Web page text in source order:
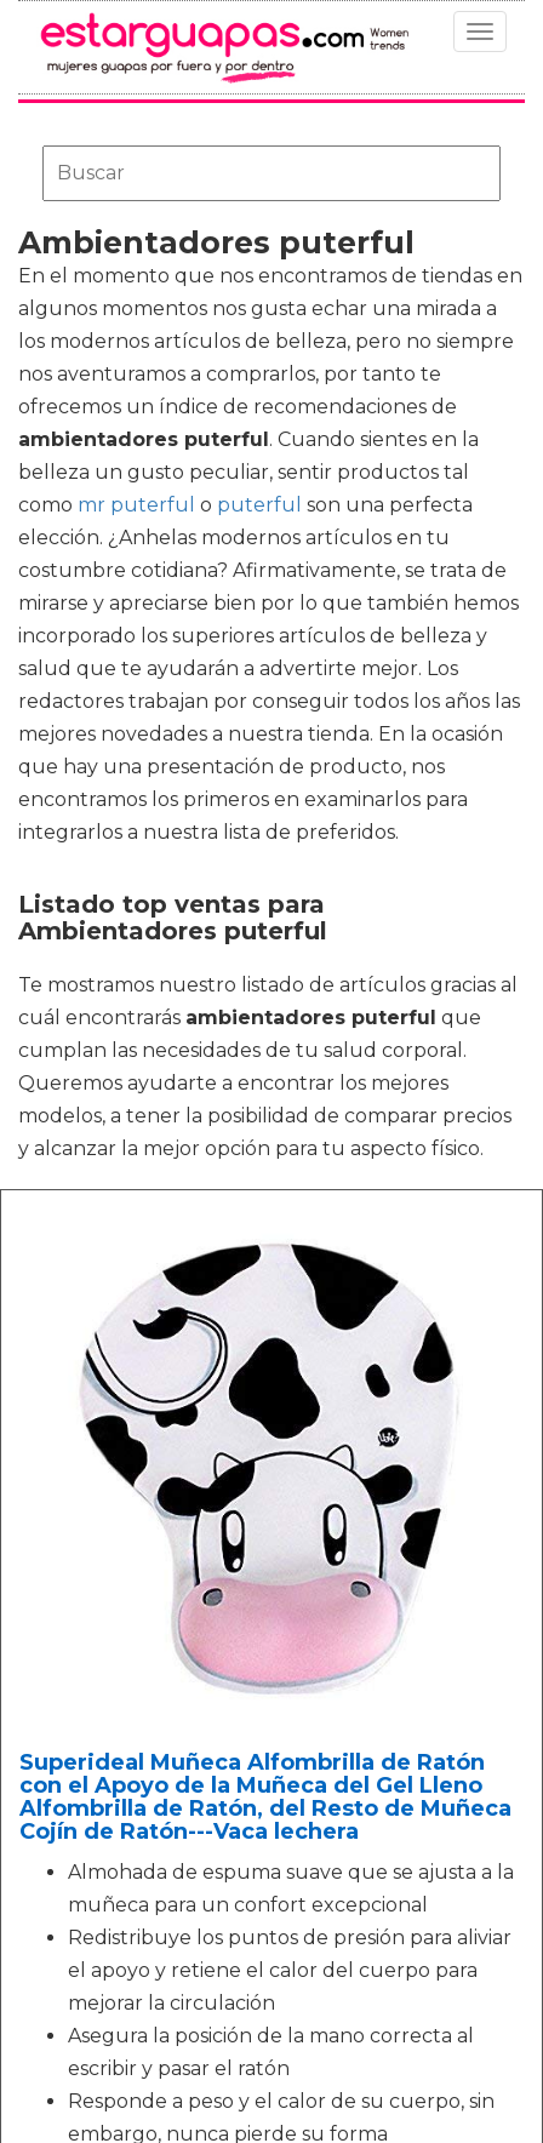
Toggle
Ambientadores puterful
En el momento que nos encontramos de tiendas en
algunos momentos nos gusta echar una mirada a
los modernos artículos de belleza, pero no siempre
nos aventuramos a comprarlos, por tanto te
ofrecemos un índice de recomendaciones de
ambientadores puterful . Cuando sientes en la
belleza un gusto peculiar, sentir productos tal
como mr puterful o puterful son una perfecta
elección. ¿Anhelas modernos artículos en tu
costumbre cotidiana? Afirmativamente, se trata de
mirarse y apreciarse bien por lo que también hemos
incorporado los superiores artículos de belleza y
salud que te ayudarán a advertirte mejor. Los
redactores trabajan por conseguir todos los años las
mejores novedades a nuestra tienda. En la ocasión
que hay una presentación de producto, nos
encontramos los primeros en examinarlos para
integrarlos a nuestra lista de preferidos.
Listado top ventas para
Ambientadores puterful
Te mostramos nuestro listado de artículos gracias al
cuál encontrarás ambientadores puterful que
cumplan las necesidades de tu salud corporal.
Queremos ayudarte a encontrar los mejores
modelos, a tener la posibilidad de comparar precios
y alcanzar la mejor opción para tu aspecto físico.
Superideal Muñeca Alfombrilla de Ratón
con el Apoyo de la Muñeca del Gel Lleno
Alfombrilla de Ratón, del Resto de Muñeca
Cojín de Ratón---Vaca lechera
Almohada de espuma suave que se ajusta a la
muñeca para un confort excepcional
Redistribuye los puntos de presión para aliviar
el apoyo y retiene el calor del cuerpo para
mejorar la circulación
Asegura la posición de la mano correcta al
escribir y pasar el ratón
Responde a peso y el calor de su cuerpo, sin
embargo, nunca pierde su forma